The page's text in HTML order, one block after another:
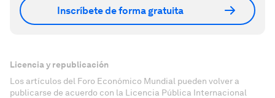
Inscríbete de forma gratuita
Licencia y republicación
Los artículos del Foro Económico Mundial pueden volver a
publicarse de acuerdo con la Licencia Pública Internacional